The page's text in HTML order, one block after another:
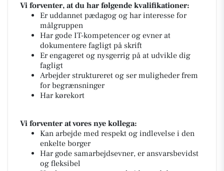
Vi forventer, at du har følgende kvalifikationer:
Er uddannet pædagog og har interesse for
målgruppen
Har gode IT-kompetencer og evner at
dokumentere fagligt på skrift
Er engageret og nysgerrig på at udvikle dig
fagligt
Arbejder struktureret og ser muligheder frem
for begrænsninger
Har kørekort
Vi forventer at vores nye kollega:
Kan arbejde med respekt og indlevelse i den
enkelte borger
Har gode samarbejdsevner, er ansvarsbevidst
og fleksibel